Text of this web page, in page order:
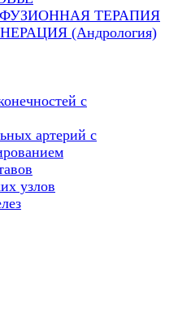
ТЕРАПИЯ
(Андрология)
с
артерий с
узлов